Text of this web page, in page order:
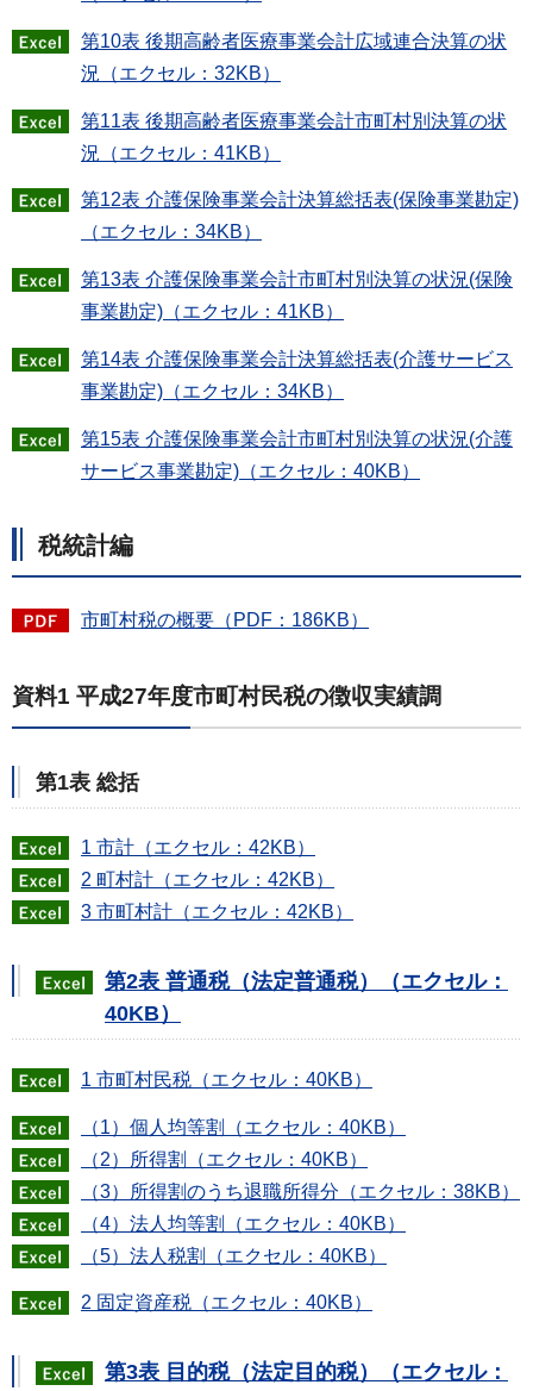
第10表 後期高齢者医療事業会計広域連合決算の状
況（エクセル：32KB）
第11表 後期高齢者医療事業会計市町村別決算の状
況（エクセル：41KB）
第12表 介護保険事業会計決算総括表(保険事業勘定)
（エクセル：34KB）
第13表 介護保険事業会計市町村別決算の状況(保険
事業勘定)（エクセル：41KB）
第14表 介護保険事業会計決算総括表(介護サービス
事業勘定)（エクセル：34KB）
第15表 介護保険事業会計市町村別決算の状況(介護
サービス事業勘定)（エクセル：40KB）
税統計編
市町村税の概要（PDF：186KB）
資料1 平成27年度市町村民税の徴収実績調
第1表 総括
1 市計（エクセル：42KB）
2 町村計（エクセル：42KB）
3 市町村計（エクセル：42KB）
第2表 普通税（法定普通税）（エクセル：
40KB）
1 市町村民税（エクセル：40KB）
（1）個人均等割（エクセル：40KB）
（2）所得割（エクセル：40KB）
（3）所得割のうち退職所得分（エクセル：38KB）
（4）法人均等割（エクセル：40KB）
（5）法人税割（エクセル：40KB）
2 固定資産税（エクセル：40KB）
第3表 目的税（法定目的税）（エクセル：